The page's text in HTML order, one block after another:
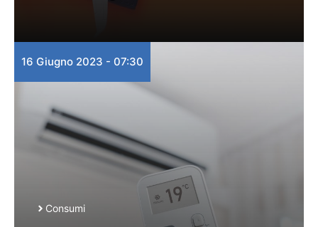
16 Giugno 2023 - 07:30
Consumi